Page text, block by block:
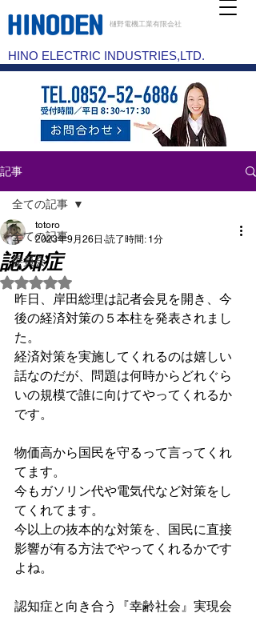
樋野電機工業有限会社
HINO ELECTRIC INDUSTRIES,LTD.
記事
全ての記事
委員会
全ての記事
認知症
totoro
2023年9月26日 読了時間: 1分
5つ星のうちNaNと評価されています。
昨日、岸田総理は記者会見を開き、今
後の経済対策の５本柱を発表されまし
た。
経済対策を実施してくれるのは嬉しい
話なのだが、問題は何時からどれぐら
いの規模で誰に向けてやってくれるか
です。
物価高から国民を守るって言ってくれ
てます。
今もガソリン代や電気代など対策をし
てくれてます。
今以上の抜本的な対策を、国民に直接
影響が有る方法でやってくれるかです
よね。
認知症と向き合う『幸齢社会』実現会